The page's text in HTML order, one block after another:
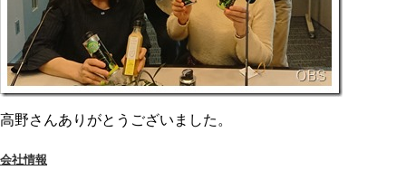
高野さんありがとうございました。
会社情報